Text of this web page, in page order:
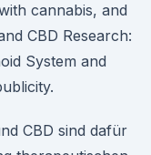
cannabis, and
CBD Research:
System and
CBD sind dafür